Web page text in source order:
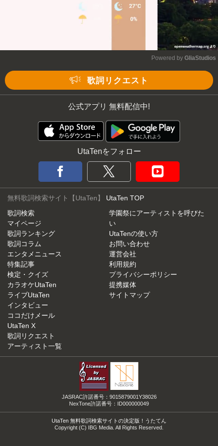
Powered by GliaStudios
歌詞リクエスト
公式アプリ 無料配信中!
UtaTenをフォロー
無料歌詞検索サイト【UtaTen】 UtaTen TOP
歌詞検索
マイページ
歌詞ランキング
歌詞コラム
エンタメニュース
特集記事
検定・クイズ
カラオケUtaTen
ライブUtaTen
インタビュー
ココだけメール
UtaTen X
歌詞リクエスト
アーティスト一覧
学園祭にアーティストを呼びた
い
UtaTenの使い方
お問い合わせ
運営会社
利用規約
プライバシーポリシー
提携媒体
サイトマップ
JASRAC許諾番号：9015879001Y38026
NexTone許諾番号：ID000000049
UtaTen 無料歌詞検索サイトの決定版！うたてん
Copyright (C) IBG Media. All Rights Reserved.